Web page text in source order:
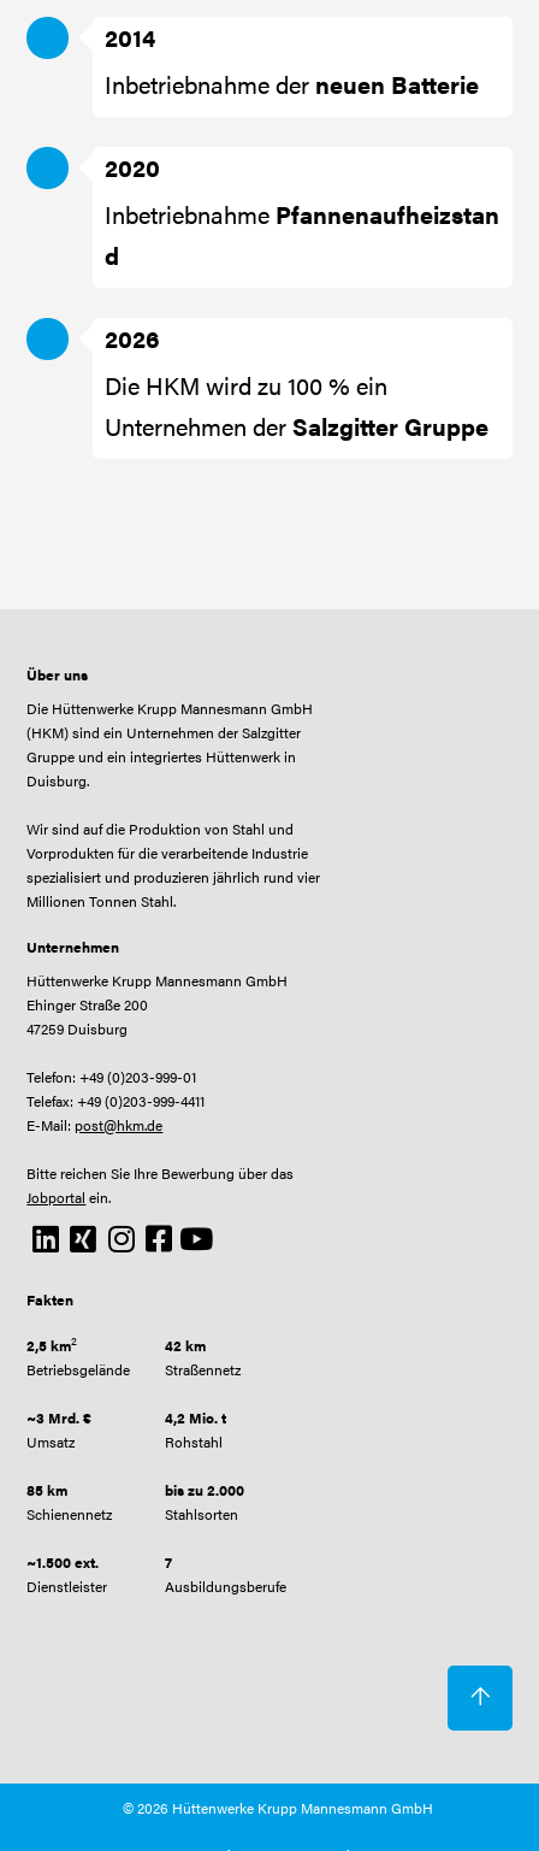
2014
Inbetriebnahme der neuen Batterie
2020
Inbetriebnahme Pfannenaufheizstan
d
2026
Die HKM wird zu 100 % ein
Unternehmen derSalzgitter Gruppe
Über uns
Die Hüttenwerke Krupp Mannesmann GmbH
(HKM) sind ein Unternehmen der Salzgitter
Gruppe und ein integriertes Hüttenwerk in
Duisburg.
Wir sind auf die Produktion von Stahl und
Vorprodukten für die verarbeitende Industrie
spezialisiert und produzieren jährlich rund vier
Millionen Tonnen Stahl.
Unternehmen
Hüttenwerke Krupp Mannesmann GmbH
Ehinger Straße 200
47259 Duisburg
Telefon: +49 (0)203-999-01
Telefax: +49 (0)203-999-4411
E-Mail: post@hkm.de
Bitte reichen Sie Ihre Bewerbung über das
Jobportal ein.
Fakten
2,5 km2
Betriebsgelände
42 km
Straßennetz
~3 Mrd. €
Umsatz
4,2 Mio. t
Rohstahl
85 km
Schienennetz
bis zu 2.000
Stahlsorten
~1.500 ext.
Dienstleister
7
Ausbildungsberufe
© 2026 Hüttenwerke Krupp Mannesmann GmbH